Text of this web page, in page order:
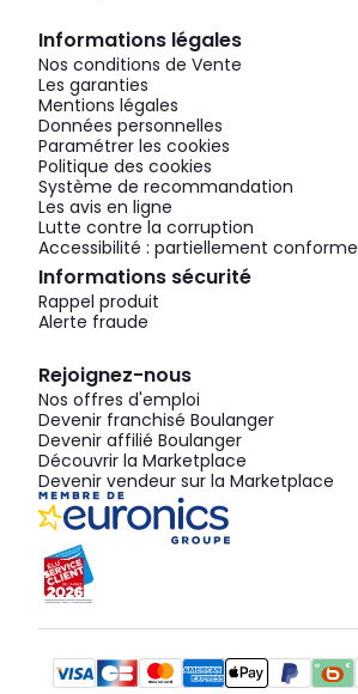
Informations légales
Nos conditions de Vente
Les garanties
Mentions légales
Données personnelles
Paramétrer les cookies
Politique des cookies
Système de recommandation
Les avis en ligne
Lutte contre la corruption
Accessibilité : partiellement conforme
Informations sécurité
Rappel produit
Alerte fraude
Rejoignez-nous
Nos offres d'emploi
Devenir franchisé Boulanger
Devenir affilié Boulanger
Découvrir la Marketplace
Devenir vendeur sur la Marketplace